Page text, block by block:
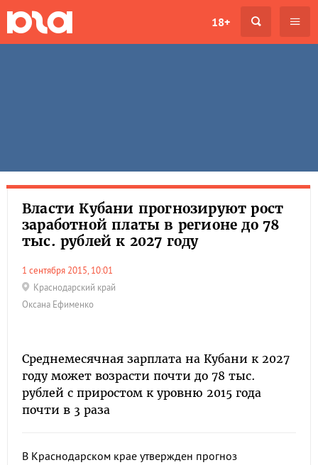
18+
Власти Кубани прогнозируют рост
заработной платы в регионе до 78
тыс. рублей к 2027 году
1 сентября 2015, 10:01
Краснодарский край
Оксана Ефименко
Среднемесячная зарплата на Кубани к 2027
году может возрасти почти до 78 тыс.
рублей с приростом к уровню 2015 года
почти в 3 раза
В Краснодарском крае утвержден прогноз